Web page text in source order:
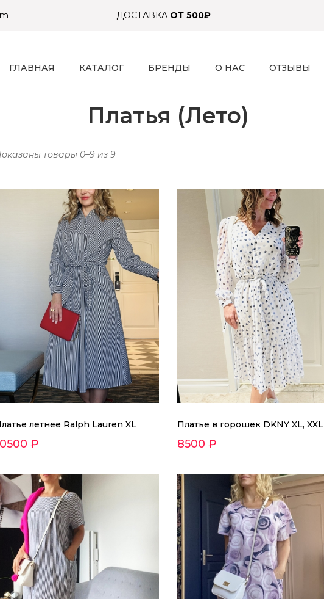
ДОСТАВКА ОТ 500₽
ГЛАВНАЯ КАТАЛОГ БРЕНДЫ О НАС ОТЗЫВЫ
Платья (Лето)
товары 0–9 из 9
летнее Ralph Lauren XL
₽
Платье в горошек DKNY XL, XXL
8500 ₽